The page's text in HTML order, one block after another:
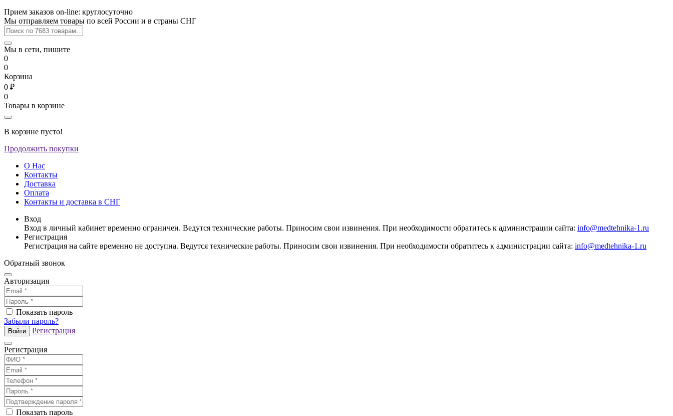
Прием заказов on-line: круглосуточно
Мы отправляем товары по всей России и в страны СНГ
Мы в сети, пишите
0
0
Корзина
0 ₽
0
Товары в корзине
В корзине пусто!
Продолжить покупки
О Нас
Контакты
Доставка
Оплата
Контакты и доставка в СНГ
Вход
Вход в личный кабинет временно ограничен. Ведутся технические работы. Приносим свои извинения. При необходимости обратитесь к администрации сайта: info@medtehnika-1.ru
Регистрация
Регистрация на сайте временно не доступна. Ведутся технические работы. Приносим свои извинения. При необходимости обратитесь к администрации сайта: info@medtehnika-1.ru
Обратный звонок
Авторизация
Показать пароль
Забыли пароль?
Войти Регистрация
Регистрация
Показать пароль